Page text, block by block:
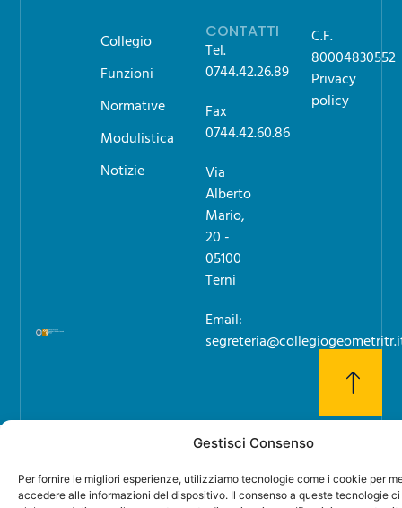
Gestisci Consenso
Per fornire le migliori esperienze, utilizziamo tecnologie come i cookie per
accedere alle informazioni del dispositivo. Il consenso a queste tecnologie
Collegio
Funzioni
Normative
Modulistica
Notizie
CONTATTI
Tel.
0744.42.26.89
Fax
0744.42.60.86
Via
Alberto
Mario,
20 -
05100
Terni
Email:
C.F.
80004830552
Privacy
policy